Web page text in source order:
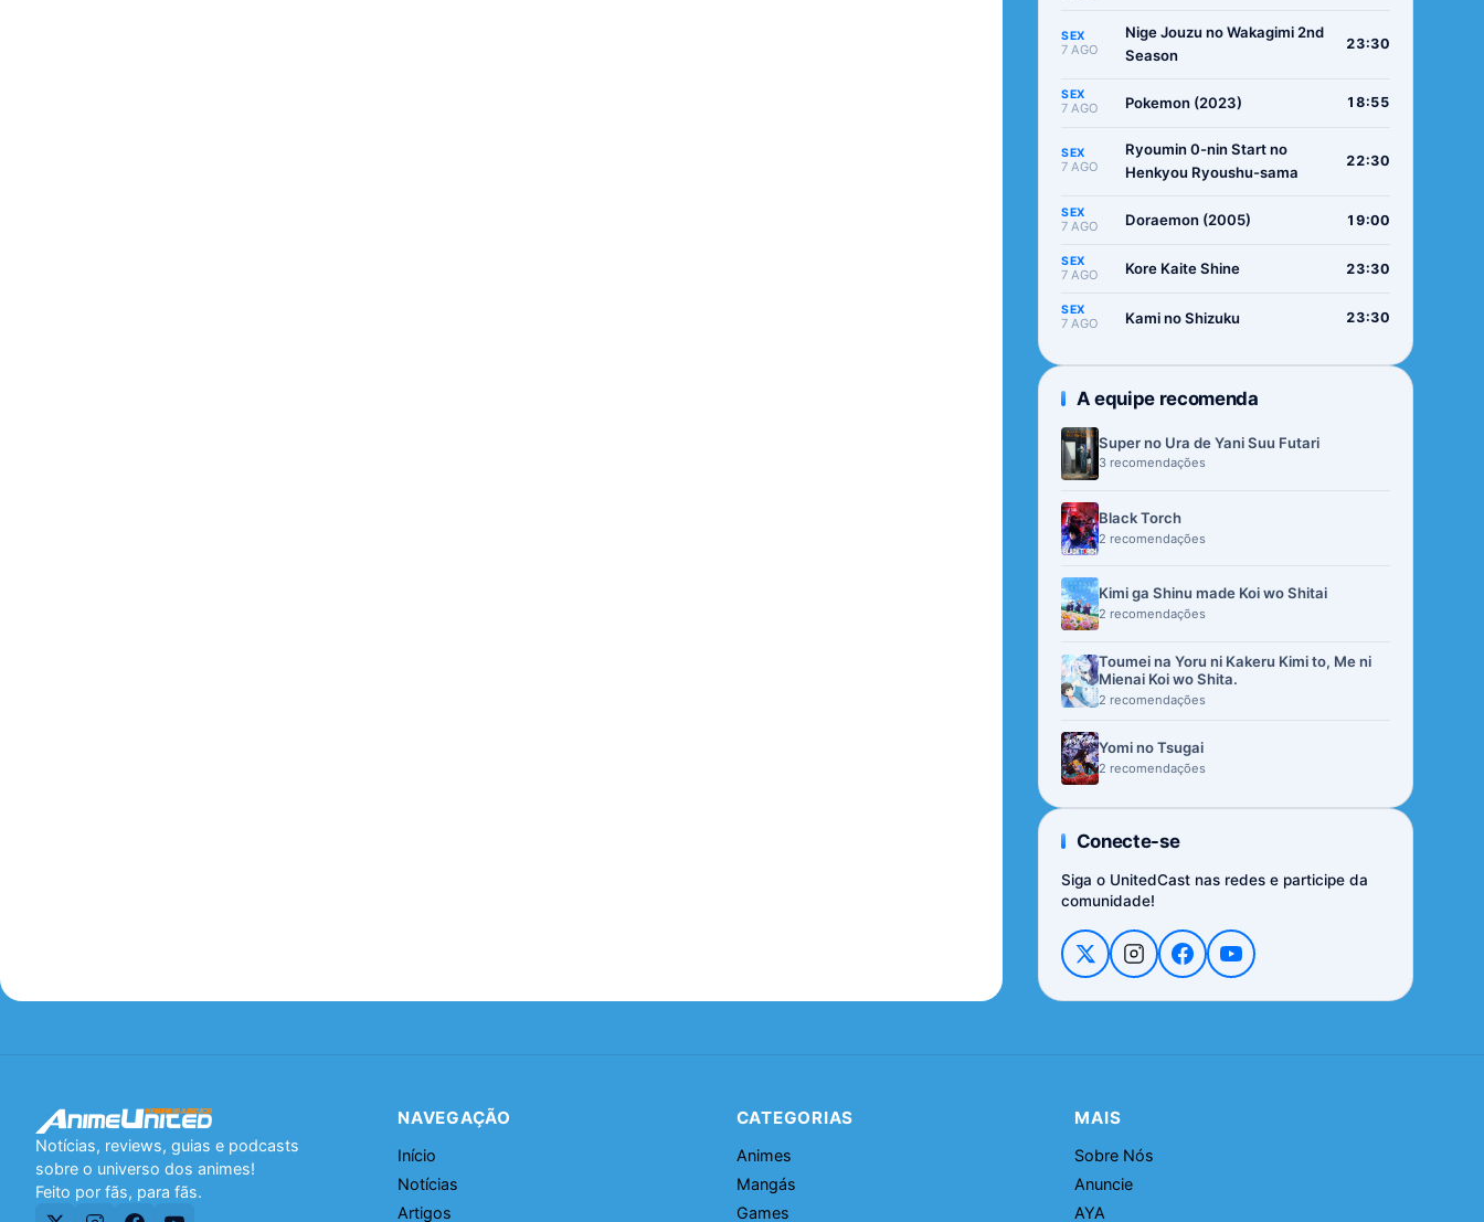
SEX
7 AGO
Nige Jouzu no Wakagimi 2nd
Season
23:30
SEX
7 AGO Pokemon (2023) 18:55
SEX
7 AGO
Ryoumin 0-nin Start no
Henkyou Ryoushu-sama
22:30
SEX
7 AGO Doraemon (2005) 19:00
SEX
7 AGO Kore Kaite Shine 23:30
SEX
7 AGO Kami no Shizuku 23:30
A equipe recomenda
Super no Ura de Yani Suu Futari
3 recomendações
Black Torch
2 recomendações
Kimi ga Shinu made Koi wo Shitai
2 recomendações
Toumei na Yoru ni Kakeru Kimi to, Me ni
Mienai Koi wo Shita.
2 recomendações
Yomi no Tsugai
2 recomendações
Conecte-se
Siga o UnitedCast nas redes e participe da
comunidade!
Notícias, reviews, guias e podcasts
sobre o universo dos animes!
Feito por fãs, para fãs.
NAVEGAÇÃO
Início
Notícias
Artigos
CATEGORIAS
Animes
Mangás
Games
MAIS
Sobre Nós
Anuncie
AYA